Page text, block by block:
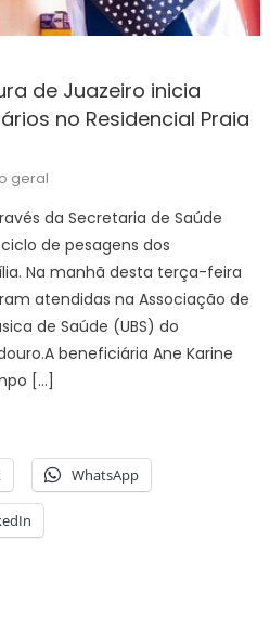
de Juazeiro inicia
no Residencial Praia
geral
da Secretaria de Saúde
de pesagens dos
Na manhã desta terça-feira
atendidas na Associação de
de Saúde (UBS) do
beneficiária Ane Karine
[…]
WhatsApp